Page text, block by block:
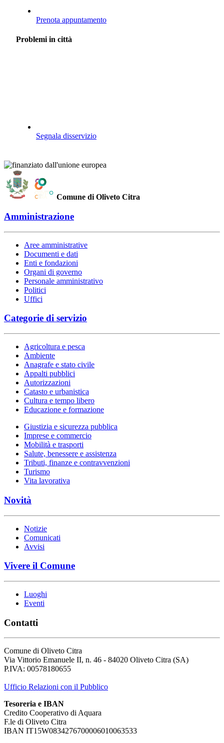
Prenota appuntamento
Problemi in città
Segnala disservizio
Comune di Oliveto Citra
Amministrazione
Aree amministrative
Documenti e dati
Enti e fondazioni
Organi di governo
Personale amministrativo
Politici
Uffici
Categorie di servizio
Agricoltura e pesca
Ambiente
Anagrafe e stato civile
Appalti pubblici
Autorizzazioni
Catasto e urbanistica
Cultura e tempo libero
Educazione e formazione
Giustizia e sicurezza pubblica
Imprese e commercio
Mobilità e trasporti
Salute, benessere e assistenza
Tributi, finanze e contravvenzioni
Turismo
Vita lavorativa
Novità
Notizie
Comunicati
Avvisi
Vivere il Comune
Luoghi
Eventi
Contatti
Comune di Oliveto Citra
Via Vittorio Emanuele II, n. 46 - 84020 Oliveto Citra (SA)
P.IVA: 00578180655
Ufficio Relazioni con il Pubblico
Tesoreria e IBAN
Credito Cooperativo di Aquara
F.le di Oliveto Citra
IBAN IT15W0834276700006010063533